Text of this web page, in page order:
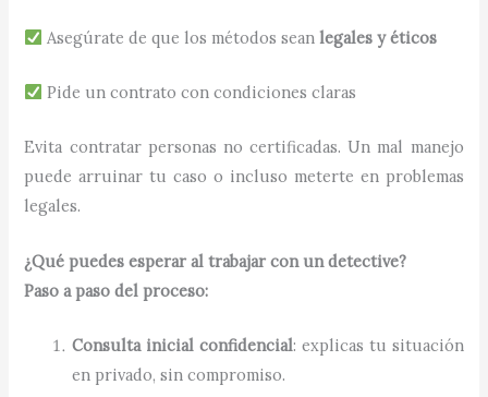
Asegúrate de que los métodos seanlegales y éticos
Pide un contrato con condiciones claras
Evita contratar personas no certificadas. Un mal manejo
puede arruinar tu caso o incluso meterte en problemas
legales.
¿Qué puedes esperar al trabajar con un detective?
Paso a paso del proceso:
Consulta inicial confidencial: explicas tu situación
en privado, sin compromiso.